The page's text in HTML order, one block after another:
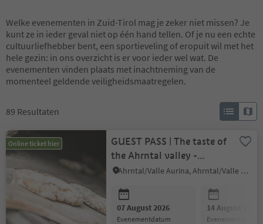
Welke evenementen in Zuid-Tirol mag je zeker niet missen? Je
kunt ze in ieder geval niet op één hand tellen. Of je nu een echte
cultuurliefhebber bent, een sportieveling of eropuit wil met het
hele gezin: in ons overzicht is er voor ieder wel wat. De
evenementen vinden plaats met inachtneming van de
momenteel geldende veiligheidsmaatregelen.
89 Resultaten
Online ticket hier
GUEST PASS | The taste of
the Ahrntal valley -
Breadbaking
Ahrntal/Valle Aurina, Ahrntal/Valle Aurina
07 August 2026
evenementdatum
14 August 2026
evenementdatum